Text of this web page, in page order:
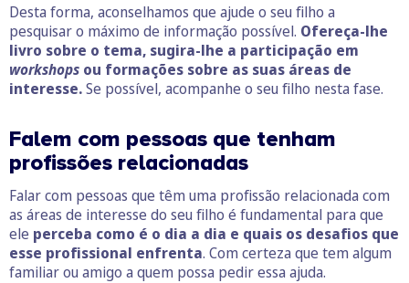
Desta forma, aconselhamos que ajude o seu filho a
pesquisar o máximo de informação possível. Ofereça-lhe
livro sobre o tema, sugira-lhe a participação em
workshops ou formações sobre as suas áreas de
interesse.Se possível, acompanhe o seu filho nesta fase.
Falem com pessoas que tenham
profissões relacionadas
Falar com pessoas que têm uma profissão relacionada com
as áreas de interesse do seu filho é fundamental para que
ele perceba como é o dia a dia e quais os desafios que
esse profissional enfrenta. Com certeza que tem algum
familiar ou amigo a quem possa pedir essa ajuda.